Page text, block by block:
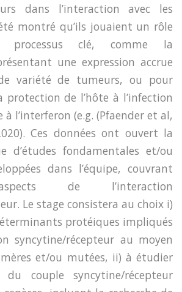
dans l’interaction avec les
montré qu’ils jouaient un rôle
processus clé, comme la
une expression accrue
variété de tumeurs, ou pour
protection de l’hôte à l’infection
à l’interferon (e.g. (Pfaender et al,
Ces données ont ouvert la
d’études fondamentales et/ou
dans l’équipe, couvrant
de l’interaction
Le stage consistera au choix i)
protéiques impliqués
syncytine/récepteur au moyen
et/ou mutées, ii) à étudier
couple syncytine/récepteur